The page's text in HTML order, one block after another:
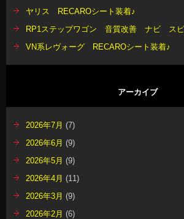
ヤリス RECAROシート装着♪
RP1ステップワゴン 音質改善 ナビ スピ
VN系レヴォーグ RECAROシート装着♪
アーカイブ
2026年7月 (7)
2026年6月 (9)
2026年5月 (9)
2026年4月 (11)
2026年3月 (9)
2026年2月 (6)